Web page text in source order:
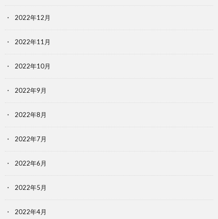
2022年12月
2022年11月
2022年10月
2022年9月
2022年8月
2022年7月
2022年6月
2022年5月
2022年4月